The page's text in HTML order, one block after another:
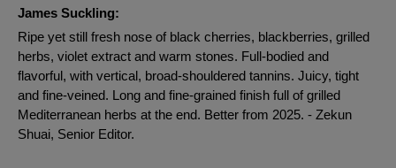
James Suckling:
Ripe yet still fresh nose of black cherries, blackberries, grilled
herbs, violet extract and warm stones. Full-bodied and
flavorful, with vertical, broad-shouldered tannins. Juicy, tight
and fine-veined. Long and fine-grained finish full of grilled
Mediterranean herbs at the end. Better from 2025. - Zekun
Shuai, Senior Editor.